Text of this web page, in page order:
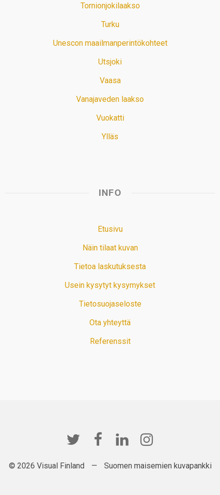
Tornionjokilaakso
Turku
Unescon maailmanperintökohteet
Utsjoki
Vaasa
Vanajaveden laakso
Vuokatti
Ylläs
INFO
Etusivu
Näin tilaat kuvan
Tietoa laskutuksesta
Usein kysytyt kysymykset
Tietosuojaseloste
Ota yhteyttä
Referenssit
© 2026 Visual Finland — Suomen maisemien kuvapankki